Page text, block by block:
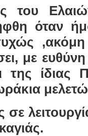
του
όταν
,ακόμη
με
ίδιας